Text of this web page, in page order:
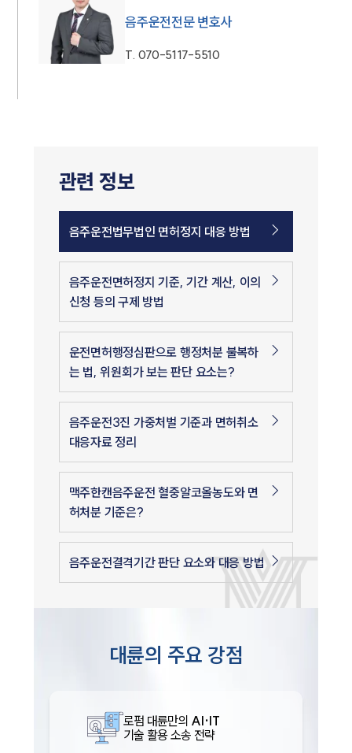
음주운전전문 변호사
T. 070-5117-5510
관련 정보
음주운전법무법인 면허정지 대응 방법
음주운전면허정지 기준, 기간 계산, 이의
신청 등의 구제 방법
운전면허행정심판으로 행정처분 불복하
는 법, 위원회가 보는 판단 요소는?
음주운전3진 가중처벌 기준과 면허취소
대응자료 정리
맥주한캔음주운전 혈중알코올농도와 면
허처분 기준은?
음주운전결격기간 판단 요소와 대응 방법
대륜의 주요 강점
로펌 대륜만의 AI·IT
기술 활용 소송 전략